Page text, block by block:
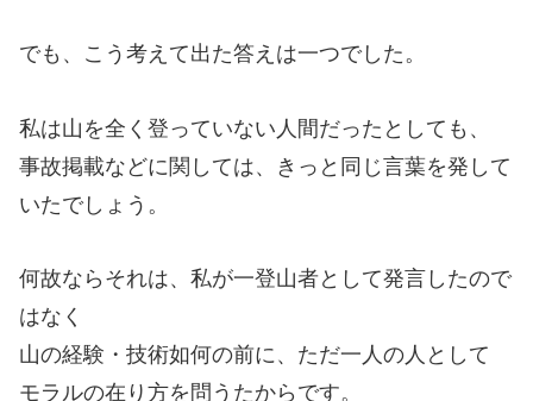
でも、こう考えて出た答えは一つでした。
私は山を全く登っていない人間だったとしても、
事故掲載などに関しては、きっと同じ言葉を発して
いたでしょう。
何故ならそれは、私が一登山者として発言したので
はなく
山の経験・技術如何の前に、ただ一人の人として
モラルの在り方を問うたからです。